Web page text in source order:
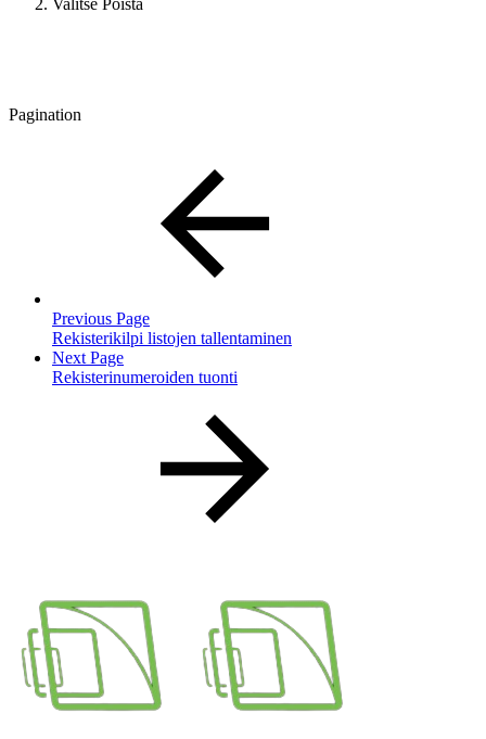
Pagination
Previous Page
Rekisterikilpi listojen tallentaminen
Next Page
Rekisterinumeroiden tuonti